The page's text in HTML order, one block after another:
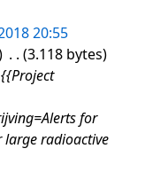
20:55
3.118 bytes
for
radioactive